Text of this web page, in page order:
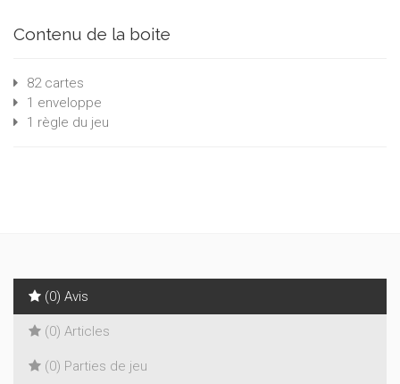
Contenu de la boite
82 cartes
1 enveloppe
1 règle du jeu
(0) Avis
(0) Articles
(0) Parties de jeu